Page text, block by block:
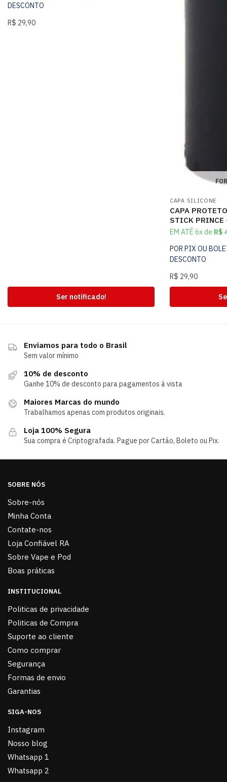
DESCONTO
R$ 29,90
Ser notificado!
CAPA SILICONE
CAPA
STICK PRINCE
EM ATÉ 6x de R$
POR PIX OU
DESCONTO
R$ 29,90
Enviamos para todo o Brasil
Sem valor mínimo
10% de desconto
Ganhe 10% de desconto para pagamentos á vista
Maiores Marcas do mundo
Trabalhamos apenas com produtos originais.
Loja 100% Segura
Sua compra é Criptografada. Pague por Cartão, Boleto ou Pix.
SOBRE NÓS
Sobre-nós
Minha Conta
Contate-nos
Loja Confiável RA
Sobre Vape e Pod
Boas práticas
INSTITUCIONAL
Politicas de privacidade
Politicas de Compra
Suporte ao cliente
Como comprar
Segurança
Formas de envio
Garantias
SIGA-NOS
Instagram
Nosso blog
Whatsapp 1
Whatsapp 2